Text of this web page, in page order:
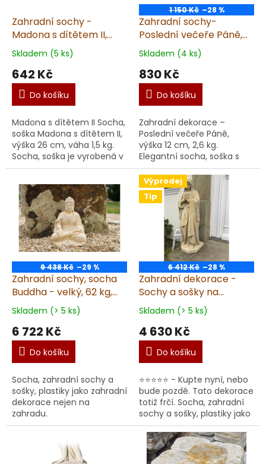
Zahradní sochy -
Madona s dítětem II,
výška 26 cm, 1,5 kg,
pískovec
Skladem (5 ks)
642 Kč
Do košíku
Madona s dítětem II Socha,
soška Madona s dítětem II,
výška 26 cm, váha 1,5 kg.
Socha, soška je vyrobená v
ČR z kvalitního umělého
zpracovaná socha,...
1 150 Kč –28 %
Zahradní sochy-
Poslední večeře Páně,
výška 12 cm, 2,6 kg,
pískovec
Skladem (4 ks)
830 Kč
Do košíku
Zahradní dekorace –
Poslední večeře Páně,
výška 12 cm, 2,6 kg.
Elegantní socha, soška s
motivem Poslední večeře
Páně se stane výrazným
prvkem vaší zahrady,
terasy ne...
9 438 Kč –29 %
Zahradní sochy, socha
Buddha - velký, 62 kg,
pískovec
Skladem (> 5 ks)
6 722 Kč
Do košíku
Socha, zahradní sochy a
sošky, plastiky jako zahradní
dekorace nejen na
zahradu.
Výprodej
Tip
6 412 Kč –28 %
Zahradní dekorace -
Sochy a sošky na
zahradu, Panna Maria
39kg T
Skladem (> 5 ks)
4 630 Kč
Do košíku
⭐⭐⭐⭐⭐ - Kupte nyní, nebo
bude pozdě. Tato dekorace
totiž frčí. Socha, zahradní
sochy a sošky, plastiky jako
zahradní dekorace nejen
na zahradu. Prémiová
socha Panny ...